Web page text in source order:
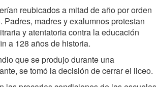
reubicados a mitad de año por orden
madres y exalumnos protestan
y atentatoria contra la educación
a 128 años de historia.
que se produjo durante una
se tomó la decisión de cerrar el liceo.